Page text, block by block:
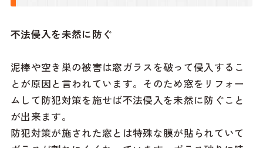
不法侵入を未然に防ぐ
泥棒や空き巣の被害は窓ガラスを破って侵入するこ
とが原因と言われています。そのため窓をリフォー
ムして防犯対策を施せば不法侵入を未然に防ぐこと
が出来ます。
防犯対策が施された窓とは特殊な膜が貼られていて